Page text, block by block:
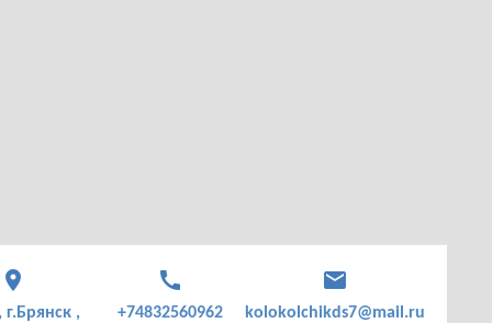
place
г.Брянск ,
call
+74832560962
mail
kolokolchikds7@mail.ru